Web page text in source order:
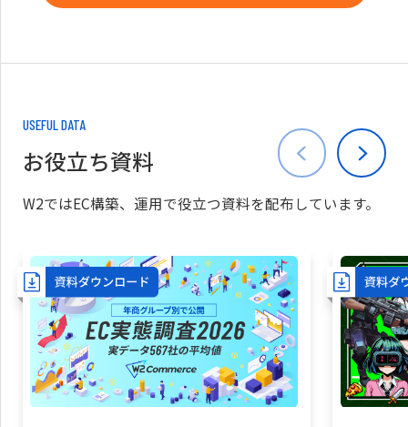
USEFUL DATA
お役立ち資料
W2ではEC構築、運用で役立つ資料を配布しています。